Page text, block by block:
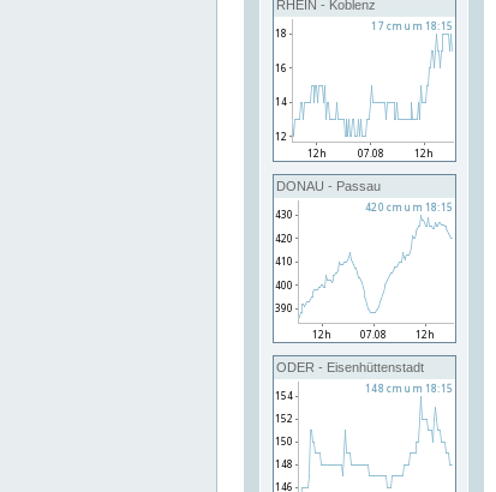
RHEIN - Koblenz
DONAU - Passau
ODER - Eisenhüttenstadt